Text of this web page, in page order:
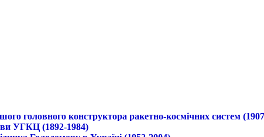
головного конструктора ракетно-космічних систем
УГКЦ (1892-1984)